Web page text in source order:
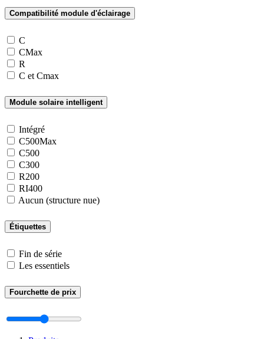
Compatibilité module d'éclairage
C
CMax
R
C et Cmax
Module solaire intelligent
Intégré
C500Max
C500
C300
R200
RI400
Aucun (structure nue)
Étiquettes
Fin de série
Les essentiels
Fourchette de prix